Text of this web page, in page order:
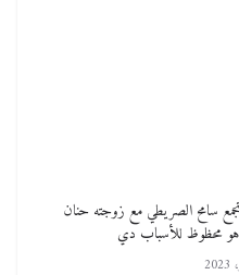
سامح الصريطي مع زوجته حنان
محظوظ للأسباب دي